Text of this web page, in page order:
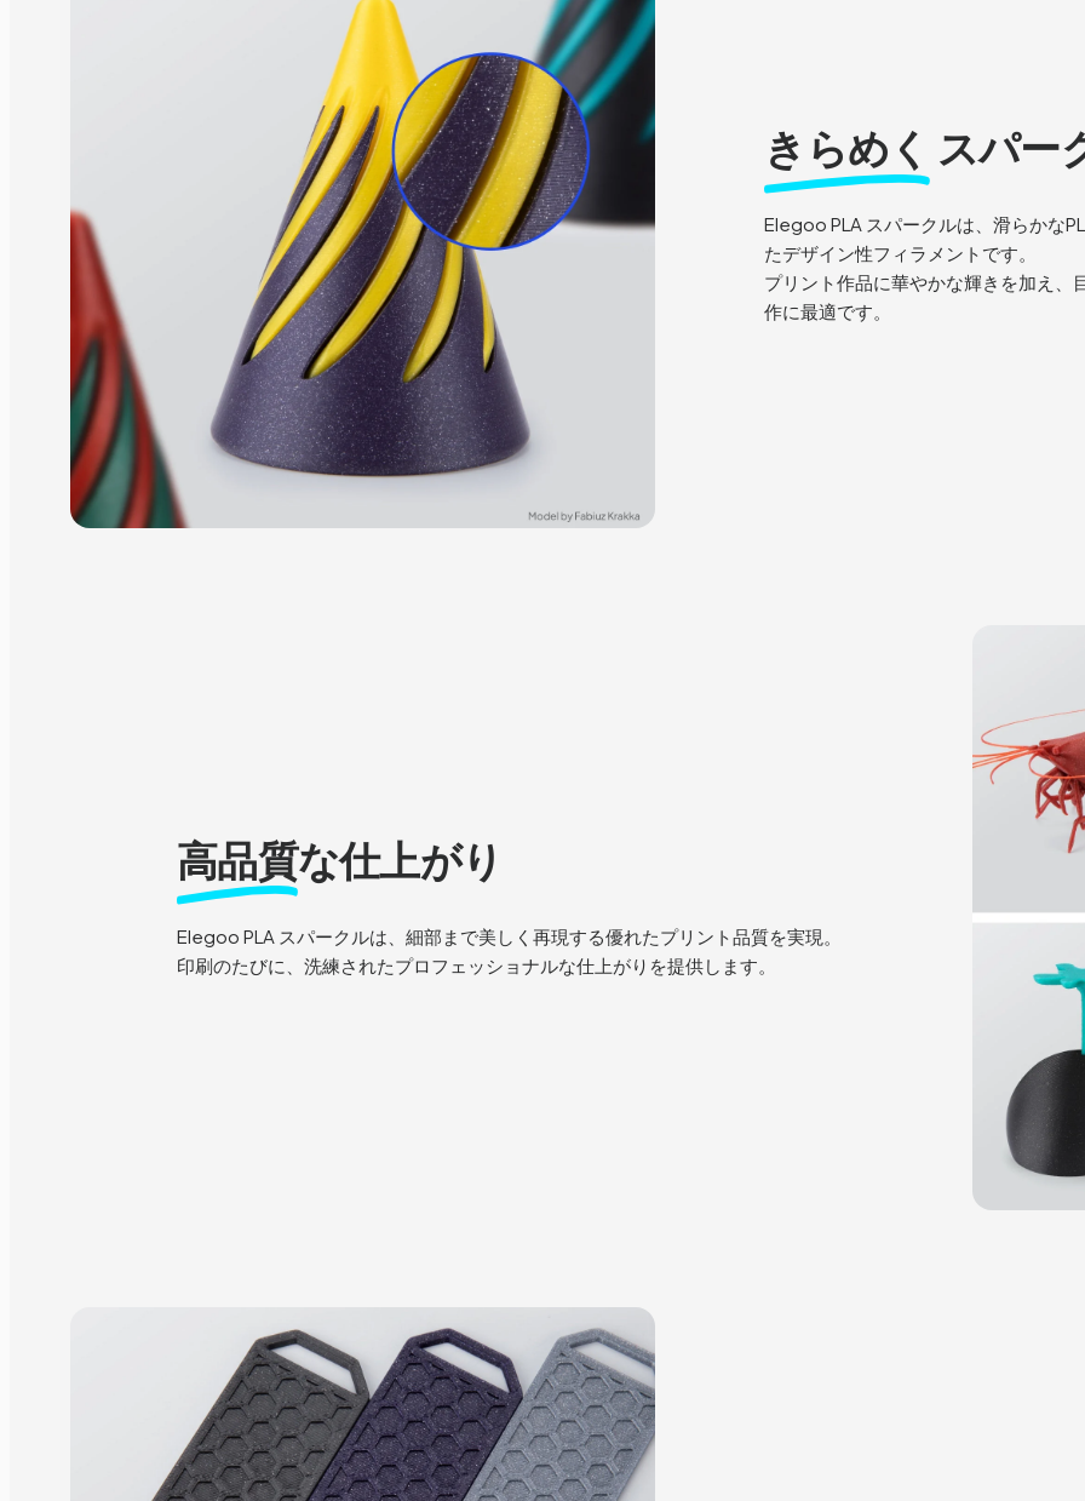
きらめく スパー
Elegoo PLA スパークルは、滑らかな
たデザイン性フィラメントです。
プリント作品に華やかな輝きを加え、
作に最適です。
高品質な仕上がり
Elegoo PLA スパークルは、細部まで美しく再現する優れたプリント品質を実現。
印刷のたびに、洗練されたプロフェッショナルな仕上がりを提供します。